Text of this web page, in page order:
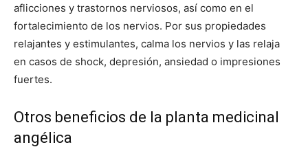
aflicciones y trastornos nerviosos, así como en el
fortalecimiento de los nervios. Por sus propiedades
relajantes y estimulantes, calma los nervios y las relaja
en casos de shock, depresión, ansiedad o impresiones
fuertes.
Otros beneficios de la planta medicinal
angélica